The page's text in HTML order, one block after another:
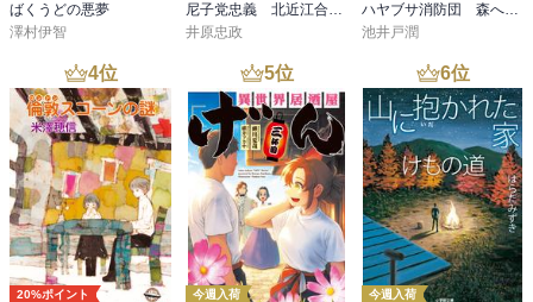
ばくうどの悪夢
澤村伊智
尼子党忠義 北近江合戦心得〈八〉
井原忠政
ハヤブサ消防団 森へつづく道
池井戸潤
4位
20%ポイント
5位
今週入荷
6位
今週入荷